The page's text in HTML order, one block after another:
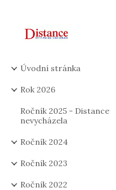
Úvodní stránka
Rok 2026
Ročník 2025 - Distance
nevycházela
Ročník 2024
Ročník 2023
Ročník 2022